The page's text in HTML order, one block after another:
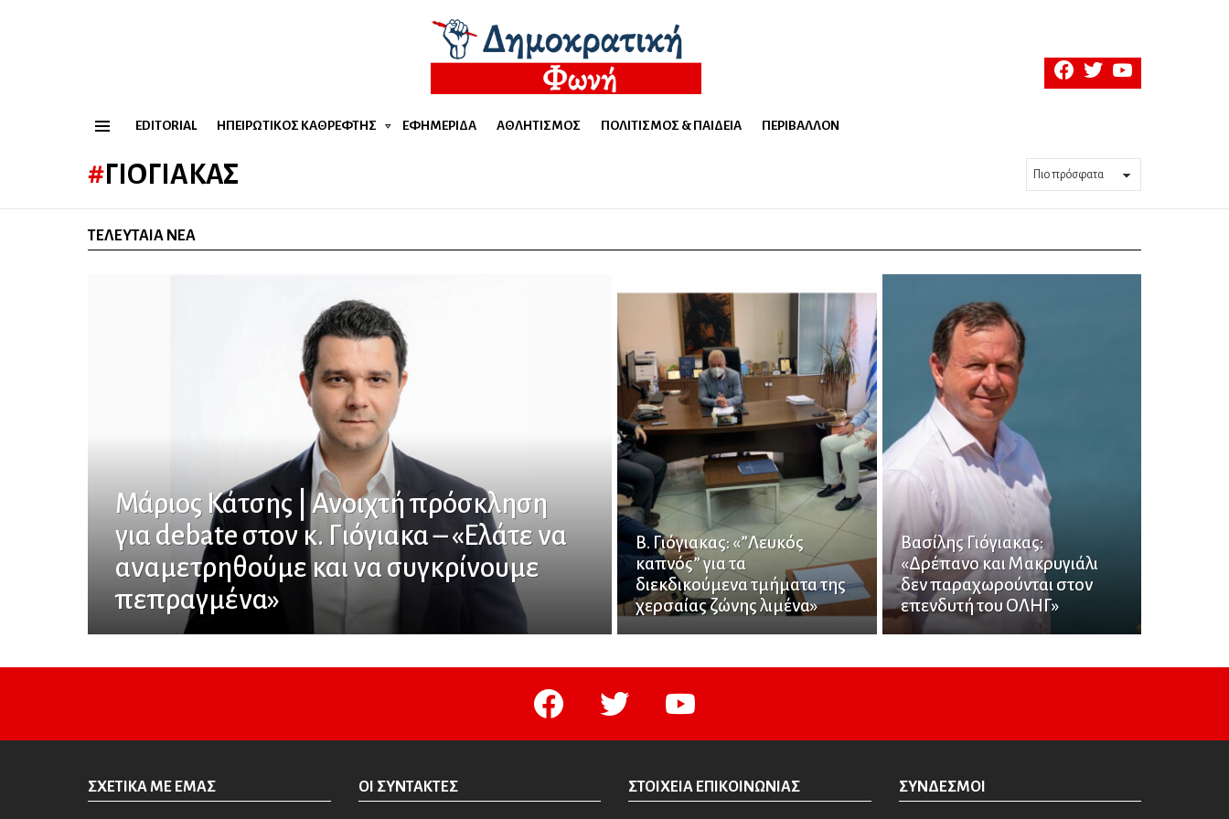
facebooktwitteryoutube
EDITORIAL ΗΠΕΙΡΏΤΙΚΟΣ ΚΑΘΡΈΦΤΗΣ ΕΦΗΜΕΡΊΔΑ ΑΘΛΗΤΙΣΜΌΣ ΠΟΛΙΤΙΣΜΌΣ & ΠΑΙΔΕΊΑ ΠΕΡΙΒΆΛΛΟΝ
ΓΙΌΓΙΑΚΑΣ
ΤΕΛΕΥΤΑΊΑ ΝΈΑ
Μάριος Κάτσης | Ανοιχτή πρόσκληση
για debate στον κ. Γιόγιακα – «Ελάτε να
αναμετρηθούμε και να συγκρίνουμε
πεπραγμένα»
Β. Γιόγιακας: «”Λευκός
καπνός” για τα
διεκδικούμενα τμήματα της
χερσαίας ζώνης λιμένα»
Βασίλης Γιόγιακας:
«Δρέπανο και Μακρυγιάλι
δεν παραχωρούνται στον
επενδυτή του ΟΛΗΓ»
facebook twitter youtube
ΣΧΕΤΙΚΆ ΜΕ ΕΜΆΣ ΟΙ ΣΥΝΤΆΚΤΕΣ ΣΤΟΙΧΕΊΑ ΕΠΙΚΟΙΝΩΝΊΑΣ ΣΎΝΔΕΣΜΟΙ